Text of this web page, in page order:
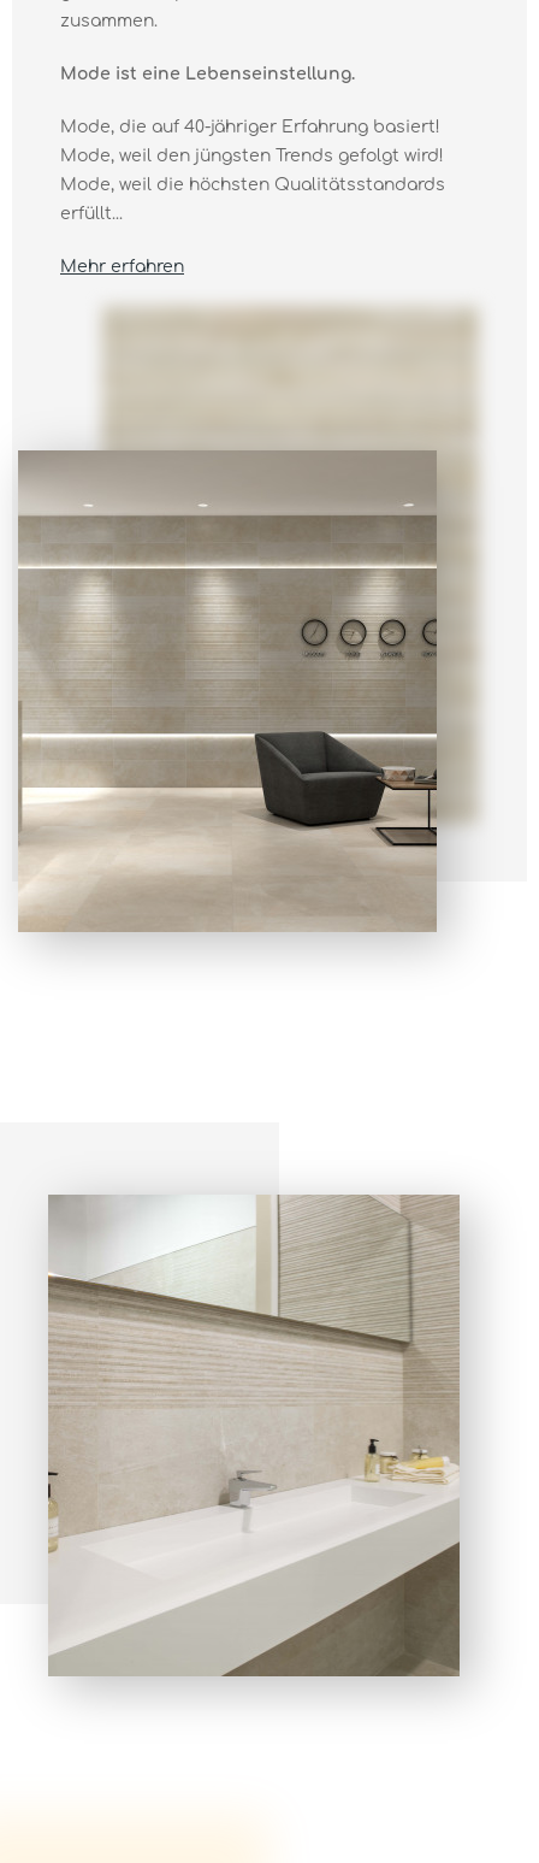
zusammen.
Mode ist eine Lebenseinstellung.
Mode, die auf 40-jähriger Erfahrung basiert!
Mode, weil den jüngsten Trends gefolgt wird!
Mode, weil die höchsten Qualitätsstandards
erfüllt...
Mehr erfahren